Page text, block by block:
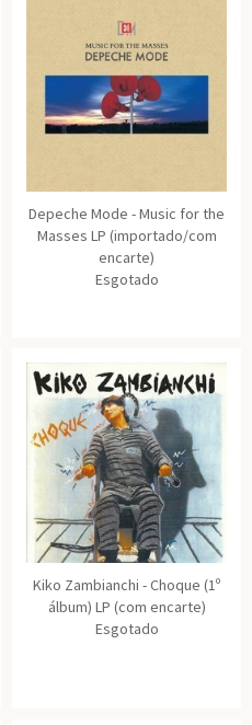
Depeche Mode - Music for the
Masses LP (importado/com
encarte)
Esgotado
Kiko Zambianchi - Choque (1º
álbum) LP (com encarte)
Esgotado